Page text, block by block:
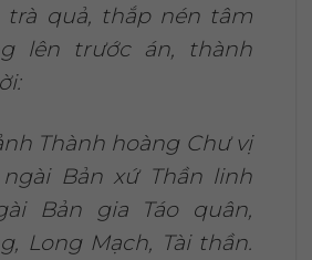
trà quả, thắp nén tâm
lên trước án, thành
Thành hoàng Chư vị
Bản xứ Thần linh
Bản gia Táo quân,
Long Mạch, Tài thần.